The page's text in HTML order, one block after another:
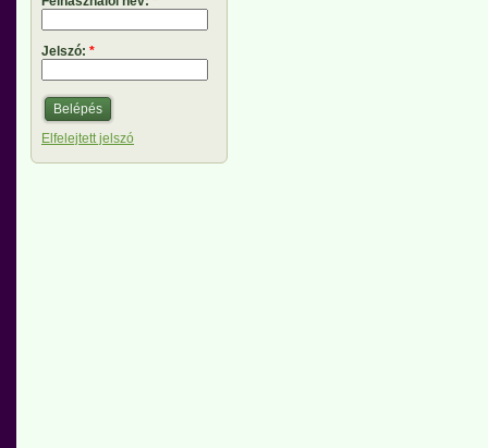
Jelszó: *
Elfelejtett jelszó